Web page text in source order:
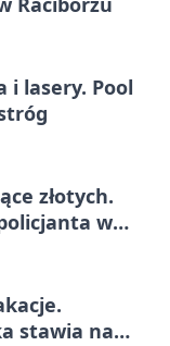
i lasery. Pool
złotych.
w
stawia na